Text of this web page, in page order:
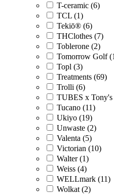
T-ceramic (6)
TCL (1)
Tekiō® (6)
THClothes (7)
Toblerone (2)
Tomorrow Golf
Topl (3)
Treatments (69)
Trolli (6)
TUBES x
Tucano (11)
Ukiyo (19)
Unwaste (2)
Valenta (5)
Victorian (10)
Walter (1)
Weiss (4)
WELLmark (11)
Wolkat (2)